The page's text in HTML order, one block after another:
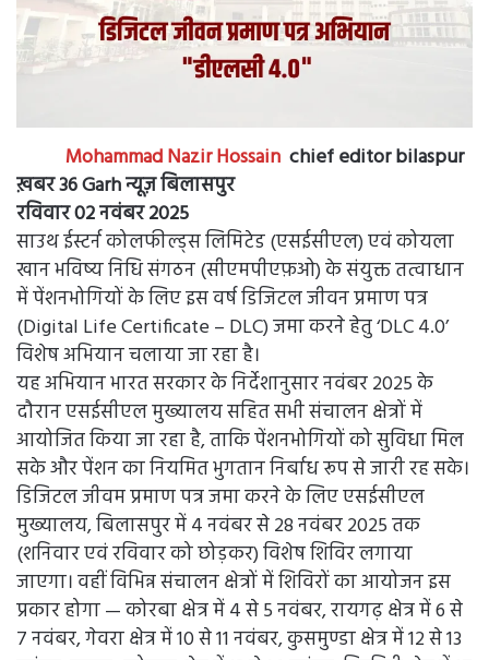
Mohammad Nazir Hossain chief editor bilaspur
ख़बर 36 Garh न्यूज़ बिलासपुर
रविवार 02 नवंबर 2025
साउथ ईस्टर्न कोलफील्ड्स लिमिटेड (एसईसीएल) एवं कोयला
खान भविष्य निधि संगठन (सीएमपीएफ़ओ) के संयुक्त तत्वाधान
में पेंशनभोगियों के लिए इस वर्ष डिजिटल जीवन प्रमाण पत्र
(Digital Life Certificate – DLC) जमा करने हेतु ‘DLC 4.0’
विशेष अभियान चलाया जा रहा है।
यह अभियान भारत सरकार के निर्देशानुसार नवंबर 2025 के
दौरान एसईसीएल मुख्यालय सहित सभी संचालन क्षेत्रों में
आयोजित किया जा रहा है, ताकि पेंशनभोगियों को सुविधा मिल
सके और पेंशन का नियमित भुगतान निर्बाध रूप से जारी रह सके।
डिजिटल जीवम प्रमाण पत्र जमा करने के लिए एसईसीएल
मुख्यालय, बिलासपुर में 4 नवंबर से 28 नवंबर 2025 तक
(शनिवार एवं रविवार को छोड़कर) विशेष शिविर लगाया
जाएगा। वहीं विभिन्न संचालन क्षेत्रों में शिविरों का आयोजन इस
प्रकार होगा — कोरबा क्षेत्र में 4 से 5 नवंबर, रायगढ़ क्षेत्र में 6 से
7 नवंबर, गेवरा क्षेत्र में 10 से 11 नवंबर, कुसमुण्डा क्षेत्र में 12 से 13